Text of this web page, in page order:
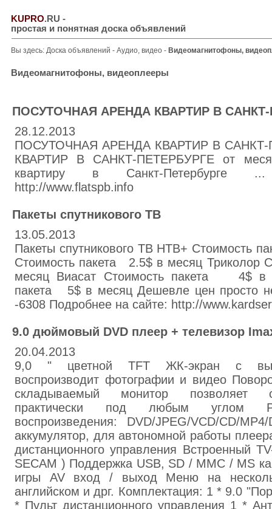
KUPRO.RU -
простая и понятная доска объявлений
Вы здесь: Доска объявлений - Аудио, видео - Видеомагнитофоны,
Видеомагнитофоны, видеоплееры
ПОСУТОЧНАЯ АРЕНДА КВАРТИР В САНКТ-
28.12.2013
ПОСУТОЧНАЯ АРЕНДА КВАРТИР В
КВАРТИР В САНКТ-ПЕТЕРБУРГЕ от
квартиру в Санкт-Петербурге ...
http://www.flatspb.info
Пакеты спутникового ТВ
13.05.2013
Пакеты спутникового ТВ НТВ+ Стоимость
Стоимость пакета 2.5$ в месяц Триколор
месяц Виасат Стоимость пакета 4$ в
пакета 5$ в месяц Дешевле цен просто
-6308 Подробнее на сайте: http://
9.0 дюймовый DVD плеер + телевизор
20.04.2013
9,0 " цветной TFT ЖК-экран с
воспроизводит фотографии и видео
складываемый монитор позволяет
практически под любым углом
воспроизведения: DVD/JPEG/VCD/CD/
аккумулятор, для автономной работы
дистанционного управления Встроенный
SECAM ) Поддержка USB, SD / MMC / MS
игры AV вход / выход Меню на
английском и дрг. Комплектация: 1 * 9.0
* Пульт дистанционного управления 1 *